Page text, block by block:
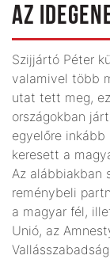
AZ
Szijjártó Péter
valamivel több
utat tett meg,
országokban
egyelőre
keresett a
Az alábbiakban
reménybeli
a magyar fél,
Unió, az